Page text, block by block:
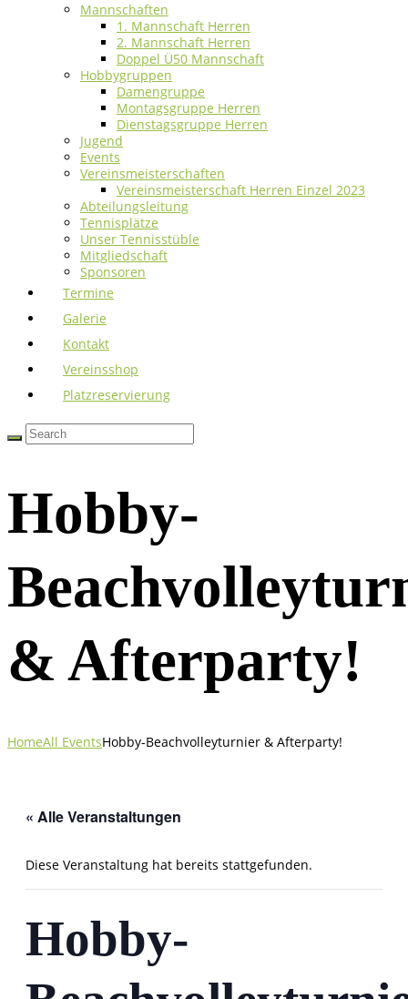
Mannschaften
1. Mannschaft Herren
2. Mannschaft Herren
Doppel Ü50 Mannschaft
Hobbygruppen
Damengruppe
Montagsgruppe Herren
Dienstagsgruppe Herren
Jugend
Events
Vereinsmeisterschaften
Vereinsmeisterschaft Herren Einzel 2023
Abteilungsleitung
Tennisplätze
Unser Tennisstüble
Mitgliedschaft
Sponsoren
Termine
Galerie
Kontakt
Vereinsshop
Platzreservierung
Hobby-
& Afterparty!
HomeAll EventsHobby-Beachvolleyturnier & Afterparty!
« Alle Veranstaltungen
Diese Veranstaltung hat bereits stattgefunden.
Hobby-